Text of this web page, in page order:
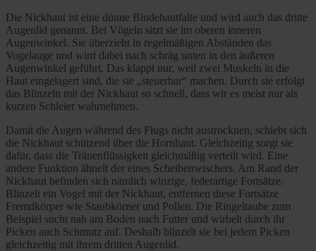
Die Nickhaut ist eine dünne Bindehautfalte und wird auch das dritte
Augenlid genannt. Bei Vögeln sitzt sie im oberen inneren
Augenwinkel. Sie überzieht in regelmäßigen Abständen das
Vogelauge und wird dabei nach schräg unten in den äußeren
Augenwinkel geführt. Das klappt nur, weil zwei Muskeln in die
Haut eingelagert sind, die sie „steuerbar“ machen. Durch sie erfolgt
das Blinzeln mit der Nickhaut so schnell, dass wir es meist nur als
kurzen Schleier wahrnehmen.
Damit die Augen während des Flugs nicht austrocknen, schiebt sich
die Nickhaut schützend über die Hornhaut. Gleichzeitig sorgt sie
dafür, dass die Tränenflüssigkeit gleichmäßig verteilt wird. Eine
andere Funktion ähnelt der eines Scheibenwischers. Am Rand der
Nickhaut befinden sich nämlich winzige, federartige Fortsätze.
Blinzelt ein Vogel mit der Nickhaut, entfernen diese Fortsätze
Fremdkörper wie Staubkörner und Pollen. Die Ringeltaube zum
Beispiel sucht nah am Boden nach Futter und wirbelt durch ihr
Picken auch Schmutz auf. Deshalb blinzelt sie bei jedem Picken
gleichzeitig mit ihrem dritten Augenlid.